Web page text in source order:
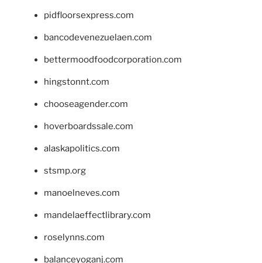
pidfloorsexpress.com
bancodevenezuelaen.com
bettermoodfoodcorporation.com
hingstonnt.com
chooseagender.com
hoverboardssale.com
alaskapolitics.com
stsmp.org
manoelneves.com
mandelaeffectlibrary.com
roselynns.com
balanceyoganj.com